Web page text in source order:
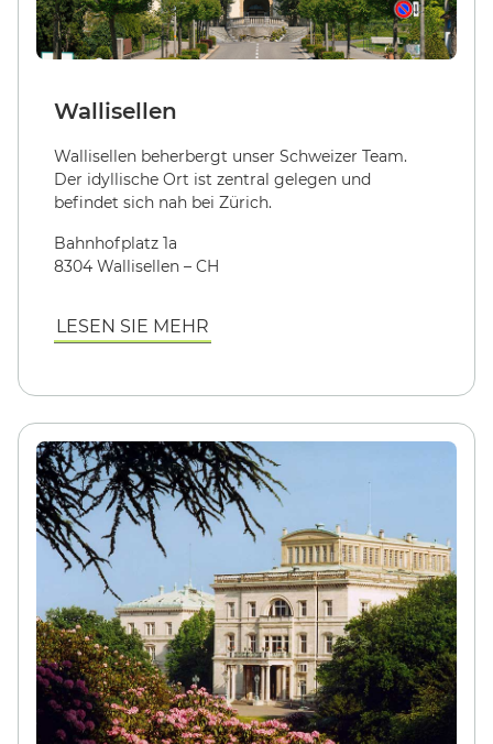
Wallisellen
Wallisellen beherbergt unser Schweizer Team.
Der idyllische Ort ist zentral gelegen und
befindet sich nah bei Zürich.
Bahnhofplatz 1a
8304 Wallisellen – CH
LESEN SIE MEHR